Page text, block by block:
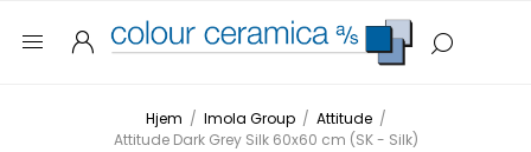
Hjem / Imola Group / Attitude /
Attitude Dark Grey Silk 60x60 cm (SK - Silk)